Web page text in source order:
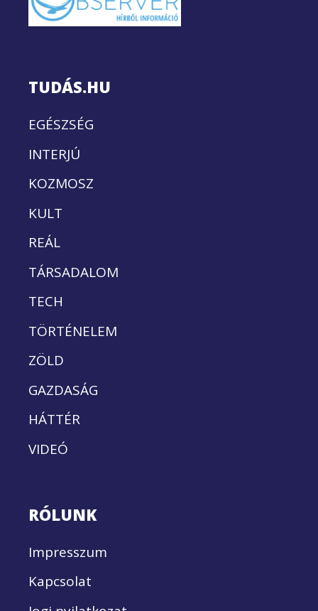
TUDÁS.HU
EGÉSZSÉG
INTERJÚ
KOZMOSZ
KULT
REÁL
TÁRSADALOM
TECH
TÖRTÉNELEM
ZÖLD
GAZDASÁG
HÁTTÉR
VIDEÓ
RÓLUNK
Impresszum
Kapcsolat